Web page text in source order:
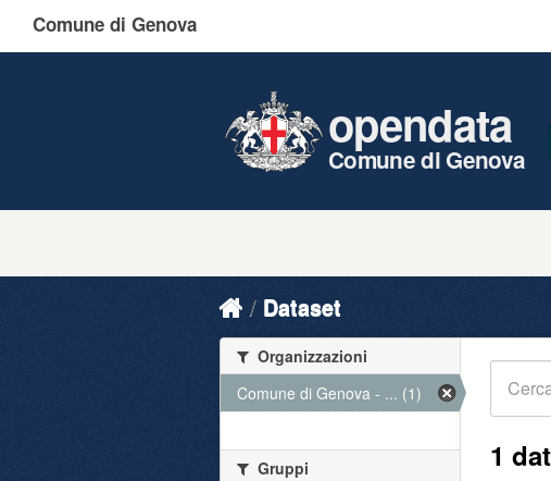
Comune di Genova
opendata
Comune di Genova
Dataset
1
Organizzazioni
Comune di Genova - ... (1)
Gruppi